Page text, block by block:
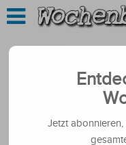
Jetzt